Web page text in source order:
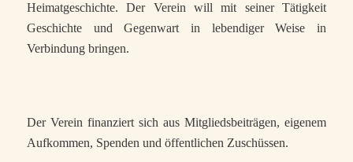
Heimatgeschichte. Der Verein will mit seiner Tätigkeit
Geschichte und Gegenwart in lebendiger Weise in
Verbindung bringen.
Der Verein finanziert sich aus Mitgliedsbeiträgen, eigenem
Aufkommen, Spenden und öffentlichen Zuschüssen.